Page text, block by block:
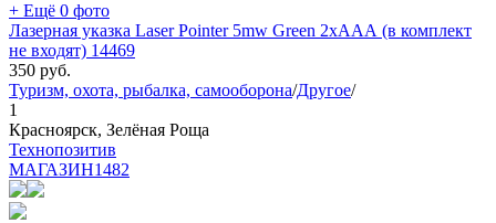
+ Ещё 0 фото
Лазерная указка Laser Pointer 5mw Green 2хААА (в комплект
не входят) 14469
350 руб.
Туризм, охота, рыбалка, самооборона/Другое/
1
Красноярск, Зелёная Роща
Технопозитив
МАГАЗИН1482